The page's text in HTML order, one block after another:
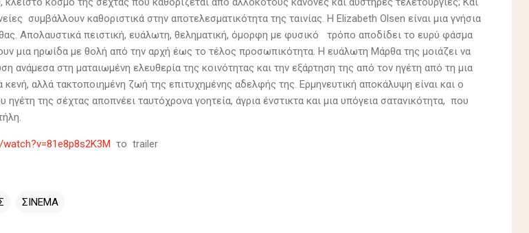
συμβάλλουν καθοριστικά στην αποτελεσματικότητα της ταινίας. Η Elizabeth Olsen είναι μια γνήσια
Απολαυστικά πειστική, ευάλωτη, θεληματική, όμορφη με φυσικό τρόπο αποδίδει το ευρύ φάσμα
μια ηρωίδα με θολή από την αρχή έως το τέλος προσωπικότητα. Η ευάλωτη Μάρθα της μοιάζει να
ανάμεσα στη ματαιωμένη ελευθερία της κοινότητας και την εξάρτηση της από τον ηγέτη από τη μια
αλλά τακτοποιημένη ζωή της επιτυχημένης αδελφής της. Ερμηνευτική αποκάλυψη είναι και ο
της σέχτας αποπνέει ταυτόχρονα γοητεία, άγρια ένστικτα και μια υπόγεια σατανικότητα, που
το trailer
ΣΙΝΕΜΑ